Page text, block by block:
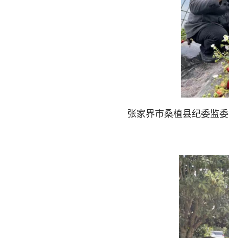
张家界市桑植县纪委监